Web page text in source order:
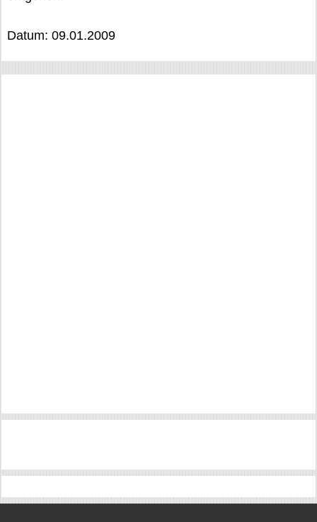
Datum: 09.01.2009